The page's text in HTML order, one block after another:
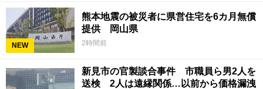
NEW
熊本地震の被災者に県営住宅を6カ月無償
提供 岡山県
2時間前
新見市の官製談合事件 市職員ら男2人を
送検 2人は遠縁関係…以前から価格漏洩